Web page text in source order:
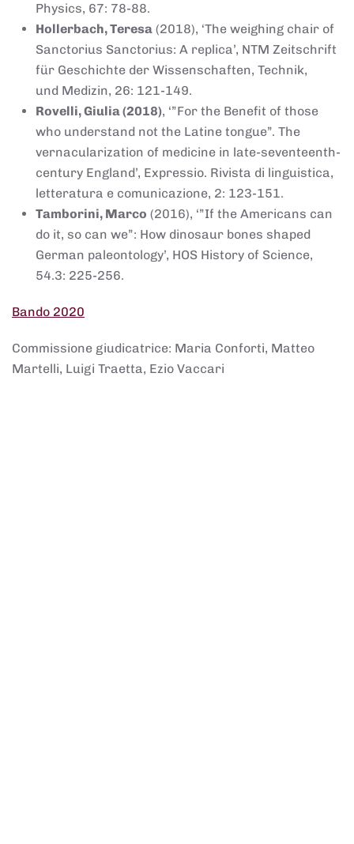
Physics, 67: 78-88.
Hollerbach, Teresa (2018), ‘The weighing chair of
Sanctorius Sanctorius: A replica’, NTM Zeitschrift
für Geschichte der Wissenschaften, Technik,
und Medizin, 26: 121-149.
Rovelli, Giulia (2018), ‘”For the Benefit of those
who understand not the Latine tongue”. The
vernacularization of medicine in late-seventeenth-
century England’, Expressio. Rivista di linguistica,
letteratura e comunicazione, 2: 123-151.
Tamborini, Marco (2016), ‘”If the Americans can
do it, so can we”: How dinosaur bones shaped
German paleontology’, HOS History of Science,
54.3: 225-256.
Bando 2020
Commissione giudicatrice: Maria Conforti, Matteo
Martelli, Luigi Traetta, Ezio Vaccari